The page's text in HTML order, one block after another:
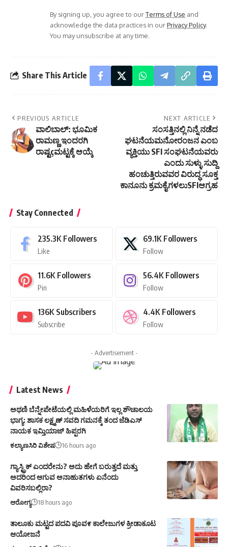
By signing up, you agree to ourTerms of Use and
acknowledge the data practices in ourPrivacy Policy.
You may unsubscribe at any time.
Share This Article
PREVIOUS ARTICLE
ವಾಲಿಬಾಲ್: ಭೂಮಿಕ
ರಾಮಣ್ಣ ಇಂದರಗಿ
ರಾಷ್ಟçಮಟ್ಟಕ್ಕೆ ಆಯ್ಕೆ
NEXT ARTICLE
ಸಂಸತ್ತಿನಲ್ಲಿ ನಿನ್ನೆ ನಡೆದ
ಘಟನೆಯಮನೋರಂಜನ ಎಂಬ
ವ್ಯಕ್ತಿಯು SFI ಸಂಘಟನೆಯವರು
ಎಂದು ಸುಳ್ಳು ಸುದ್ದಿ
ಹಂಚುತ್ತಿರುವವರ ವಿರುದ್ಧ ಸೂಕ್ತ
ಕಾನೂನು ಕ್ರಮಕೈಗಳಲುSFIಆಗ್ರಹ
Stay Connected
235.3K Followers
Like
69.1K Followers
Follow
11.6K Followers
Pin
56.4K Followers
Follow
136K Subscribers
Subscribe
4.4K Followers
Follow
- Advertisement -
Latest News
ಅಥಣಿ ಬೆನ್ನೇಪೇಟೆಯಲ್ಲಿ ಮಹಿಳೆಯರಿಗೆ ಇಲ್ಲ ಶೌಚಾಲಯ
ಭಾಗ್ಯ: ಶಾಸಕ ಲಕ್ಷ್ಮಣ್ ಸವದಿ ಗಮನಕ್ಕೆ ತಂದ ಜೆಡಿಎಸ್
ನಾಯಕ ಇಮ್ತಿಯಾಜ್ ಹಿಪ್ಪರಗಿ
ಕಲ್ಯಾಣಸಿರಿ ವಿಶೇಷ 16 hours ago
ಗ್ಯಾಸ್ಟ್ರಿಕ್ ಎಂದರೇನು? ಅದು ಹೇಗೆ ಬರುತ್ತದೆ ಮತ್ತು
ಅದರಿಂದ ಆಗುವ ಅನಾಹುತಗಳು ಏನೆಂದು
ವಿವರಿಸಬಲ್ಲಿರಾ?
ಆರೋಗ್ಯ 18 hours ago
ತಾಲೂಕು ಮಟ್ಟದ ಪದವಿ ಪೂವ೯ ಕಾಲೇಜುಗಳ ಕ್ರೀಡಾಕೂಟ
ಆಯೋಜನೆ